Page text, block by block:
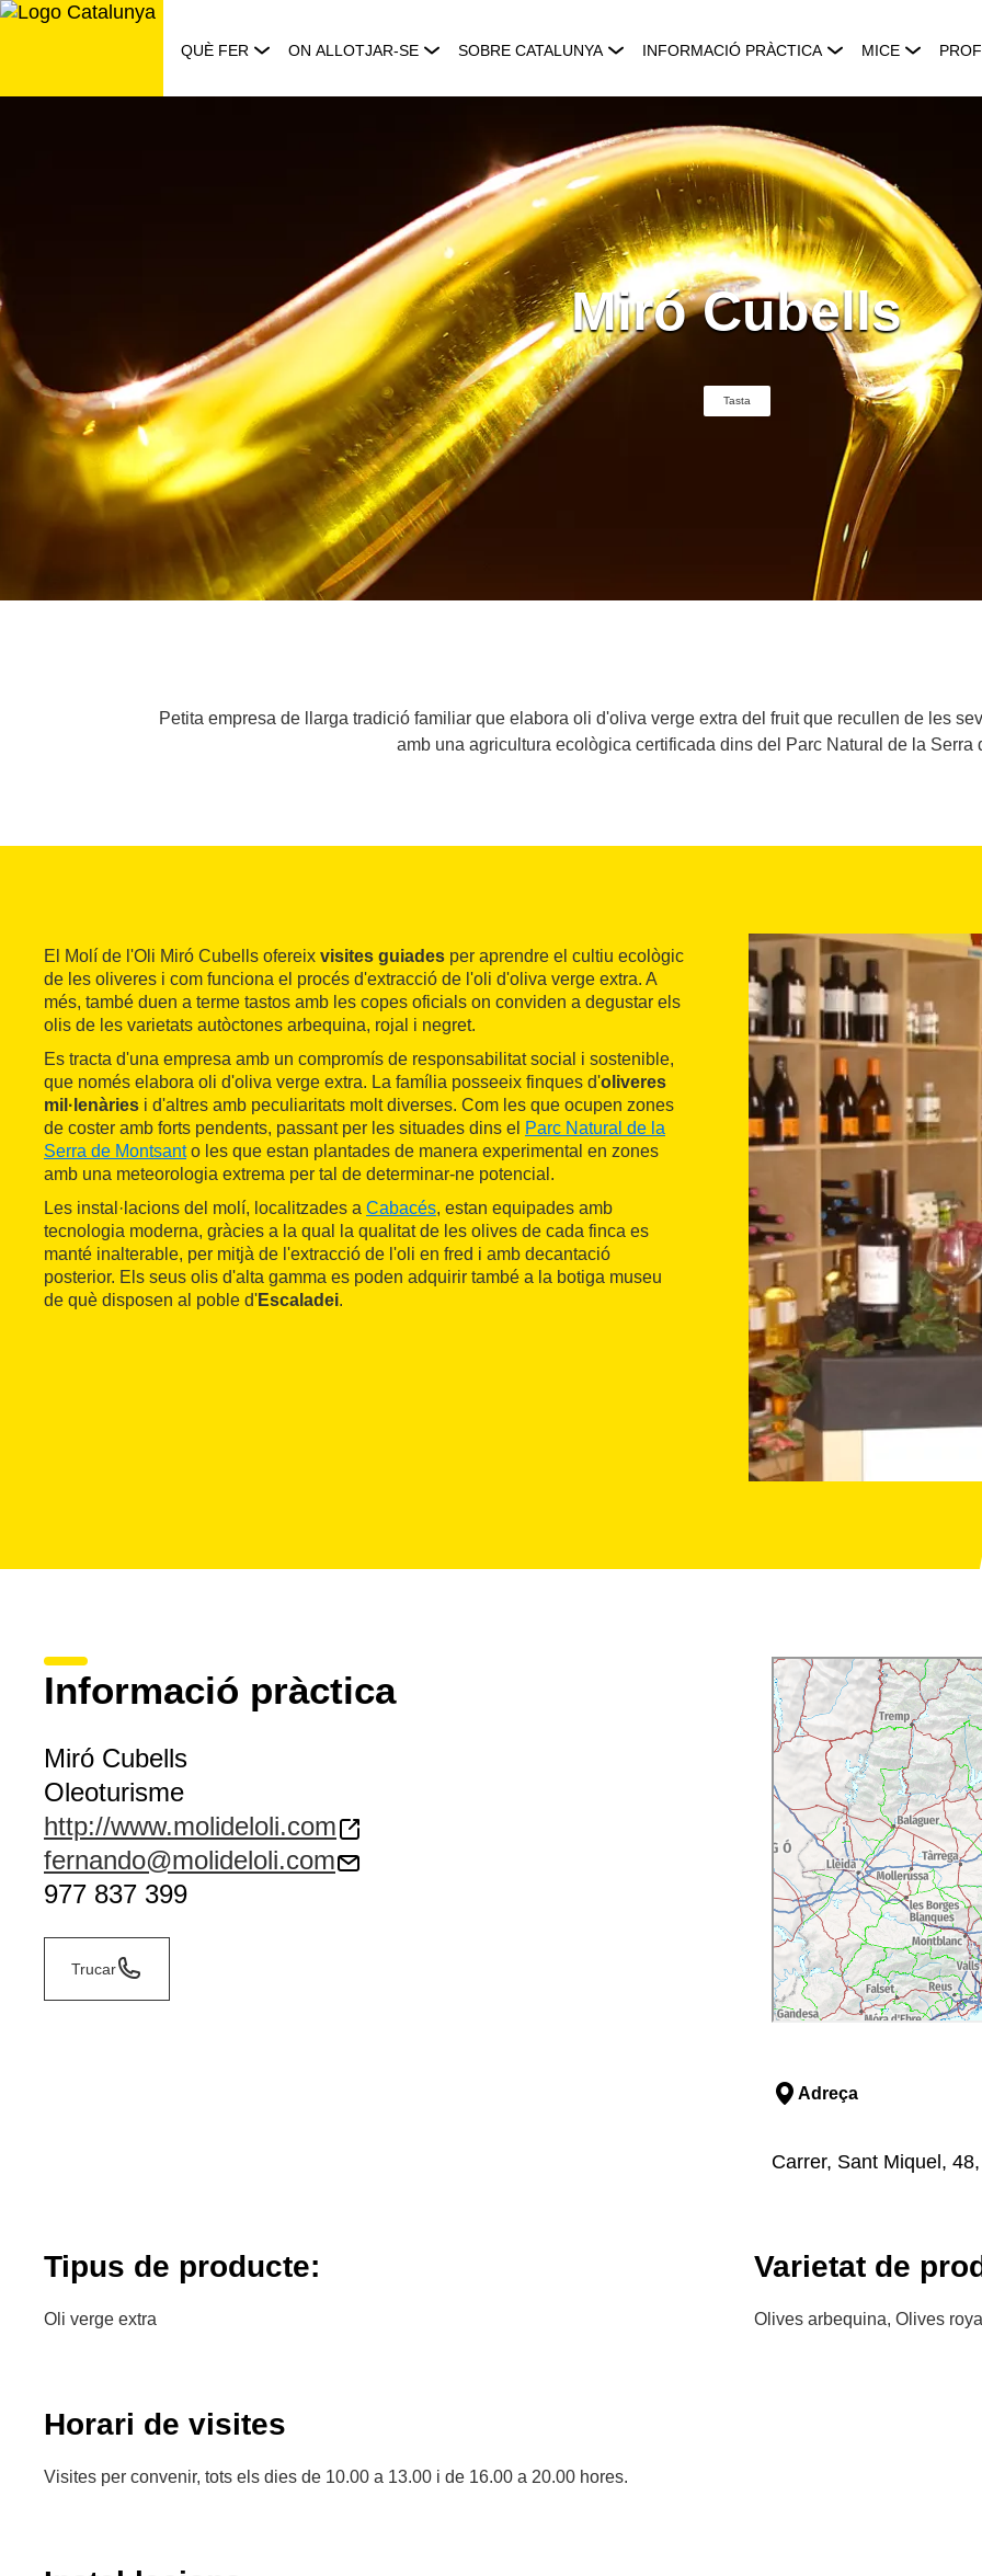
Saltar
QUÈ FER ON ALLOTJAR-SE SOBRE CATALUNYA INFORMACIÓ PRÀCTICA MICE
Miró Cubells
Tasta
Petita empresa de llarga tradició familiar que elabora oli d'oliva verge extra del fruit que recullen de les
amb una agricultura ecològica certificada dins del Parc Natural de la Serra
El Molí de l'Oli Miró Cubells ofereix visites guiades per aprendre el cultiu ecològic
de les oliveres i com funciona el procés d'extracció de l'oli d'oliva verge extra. A
més, també duen a terme tastos amb les copes oficials on conviden a degustar els
olis de les varietats autòctones arbequina, rojal i negret.
Es tracta d'una empresa amb un compromís de responsabilitat social i sostenible,
que només elabora oli d'oliva verge extra. La família posseeix finques d'oliveres
mil·lenàries i d'altres amb peculiaritats molt diverses. Com les que ocupen zones
de coster amb forts pendents, passant per les situades dins el Parc Natural de la
Serra de Montsanto les que estan plantades de manera experimental en zones
amb una meteorologia extrema per tal de determinar-ne potencial.
Les instal·lacions del molí, localitzades a Cabacés, estan equipades amb
tecnologia moderna, gràcies a la qual la qualitat de les olives de cada finca es
manté inalterable, per mitjà de l'extracció de l'oli en fred i amb decantació
posterior. Els seus olis d'alta gamma es poden adquirir també a la botiga museu
de què disposen al poble d'Escaladei.
Informació pràctica
Miró Cubells
Oleoturisme
http://www.molideloli.com
fernando@molideloli.com
977 837 399
Trucar
Adreça
Carrer, Sant Miquel,
Tipus de producte:
Oli verge extra
Varietat de
Olives arbequina, Olives
Horari de visites
Visites per convenir, tots els dies de 10.00 a 13.00 i de 16.00 a 20.00 hores.